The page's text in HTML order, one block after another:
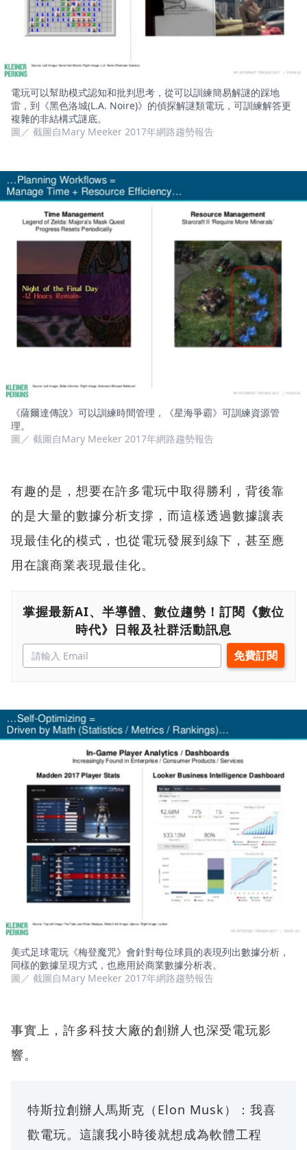
電玩可以幫助模式認知和批判思考，從可以訓練簡易解謎的踩地
雷，到《黑色洛城(L.A. Noire)》的偵探解謎類電玩，可訓練解答更
複雜的非結構式謎底。
圖／ 截圖自Mary Meeker 2017年網路趨勢報告
《薩爾達傳說》可以訓練時間管理，《星海爭霸》可訓練資源管
理。
圖／ 截圖自Mary Meeker 2017年網路趨勢報告
有趣的是，想要在許多電玩中取得勝利，背後靠
的是大量的數據分析支撐，而這樣透過數據讓表
現最佳化的模式，也從電玩發展到線下，甚至應
用在讓商業表現最佳化。
掌握最新AI、半導體、數位趨勢！訂閱《數位
時代》日報及社群活動訊息
美式足球電玩《梅登魔咒》會針對每位球員的表現列出數據分析，
同樣的數據呈現方式，也應用於商業數據分析表。
圖／ 截圖自Mary Meeker 2017年網路趨勢報告
事實上，許多科技大廠的創辦人也深受電玩影
響。
特斯拉創辦人馬斯克（Elon Musk）：我喜
歡電玩。這讓我小時後就想成為軟體工程